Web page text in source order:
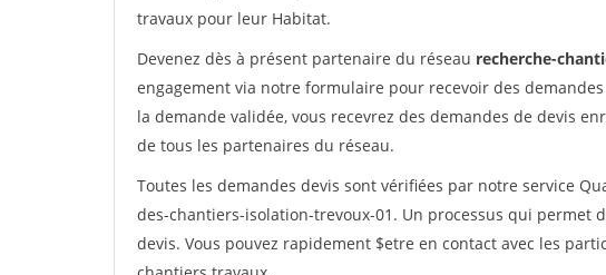
travaux pour leur Habitat.
Devenez dès à présent partenaire du réseau recherche-
engagement via notre formulaire pour recevoir des
la demande validée, vous recevrez des demandes de devis
de tous les partenaires du réseau.
Toutes les demandes devis sont vérifiées par notre service
des-chantiers-isolation-trevoux-01. Un processus qui permet
devis. Vous pouvez rapidement $etre en contact avec les